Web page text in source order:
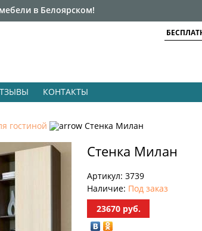
в Белоярском!
КОНТАКТЫ
гостиной Стенка Милан
Стенка Милан
Артикул: 3739
Наличие: Под заказ
23670руб.